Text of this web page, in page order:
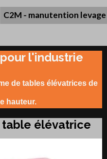
C2M - manutention levage
l'industrie
de tables élévatrices de
hauteur.
élévatrice